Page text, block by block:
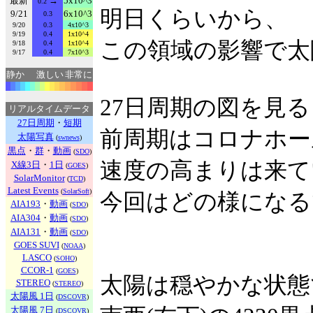
9/21
0.3 6x10^3
9/20 0.3
4x10^3
9/19
0.4
1x10^4
9/18
0.4
1x10^4
9/17
0.4 7x10^3
静か 激しい非常に
リアルタイムデータ
27日周期 ・ 短期
太陽写真(swnews)
黒点 ・ 群・ 動画 (SDO)
X線3日 ・ 1日 (GOES)
SolarMonitor(TCD)
Latest Events(SolarSoft)
AIA193 ・ 動画 (SDO)
AIA304 ・ 動画 (SDO)
AIA131 ・ 動画 (SDO)
GOES SUVI (NOAA)
LASCO(SOHO)
CCOR-1 (GOES)
STEREO(STEREO)
太陽風 1日 (DSCOVR)
太陽風 7日 (DSCOVR)
明日くらいから、
この領域の影響で
27日周期の図を見
前周期はコロナホ
速度の高まりは来
今回はどの様にな
太陽は穏やかな状